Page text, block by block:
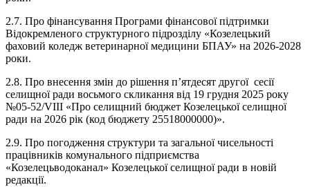
2.7. Про фінансування Програми фінансової підтримки
Відокремленого структурного підрозділу «Козелецький
фаховий коледж ветеринарної медицини БПАУ» на 2026-2028
роки.
2.8. Про внесення змін до рішення п’ятдесят другої сесії
селищної ради восьмого скликання від 19 грудня 2025 року
№05-52/VIII «Про селищний бюджет Козелецької селищної
ради на 2026 рік (код бюджету 25518000000)».
2.9. Про погодження структури та загальної чисельності
працівників комунального підприємства
«Козелецьводоканал» Козелецької селищної ради в новій
редакції.